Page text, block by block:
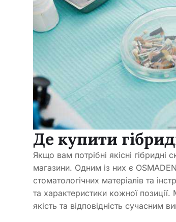
Де купити
Якщо вам потрібні якісні гібридні
магазини. Одним із них є
стоматологічних матеріалів та
та характеристики кожної
якість та відповідність сучасним